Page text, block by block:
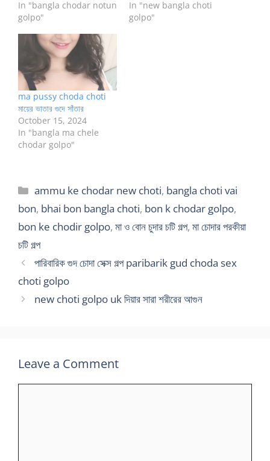
In "bangla chodar notun
golpo"
In "new bangla choti
golpo"
ma pussy choda choti
মায়ের ভাতার গুদে সাঁতার
October 15, 2024
In "bangla ma chele
chodar golpo"
Categories
ammu ke chodar new choti, bangla choti vai
bon, bhai bon bangla choti, bon k chodar golpo,
bon ke chodir golpo, মা ও বোন চুদার চটি গল্প, মা চোদার পরকীয়া
চটি গল্প
পারিবারিক গুদ চোদা সেক্স গল্প paribarik gud choda sex
choti golpo
new choti golpo uk দিয়ার সারা শরীরের আগুন
Leave a Comment